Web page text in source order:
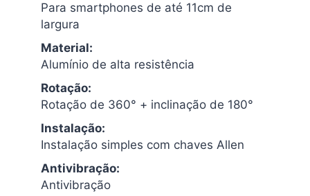
Para smartphones de até 11cm de
largura
Material:
Alumínio de alta resistência
Rotação:
Rotação de 360° + inclinação de 180°
Instalação:
Instalação simples com chaves Allen
Antivibração:
Antivibração